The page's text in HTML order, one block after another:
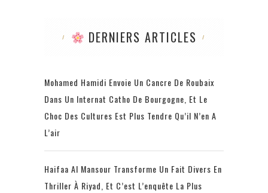
DERNIERS ARTICLES
Mohamed Hamidi Envoie Un Cancre De Roubaix
Dans Un Internat Catho De Bourgogne, Et Le
Choc Des Cultures Est Plus Tendre Qu’il N’en A
L’air
Haifaa Al Mansour Transforme Un Fait Divers En
Thriller À Riyad, Et C’est L’enquête La Plus